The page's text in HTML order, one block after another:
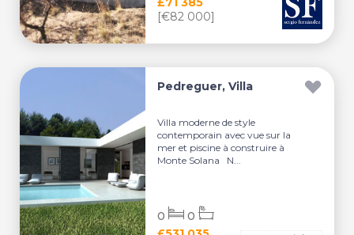
[€82 000]
Pedreguer, Villa
Villa moderne de style
contemporain avec vue sur la
mer et piscine à construire à
Monte Solana N...
0 0